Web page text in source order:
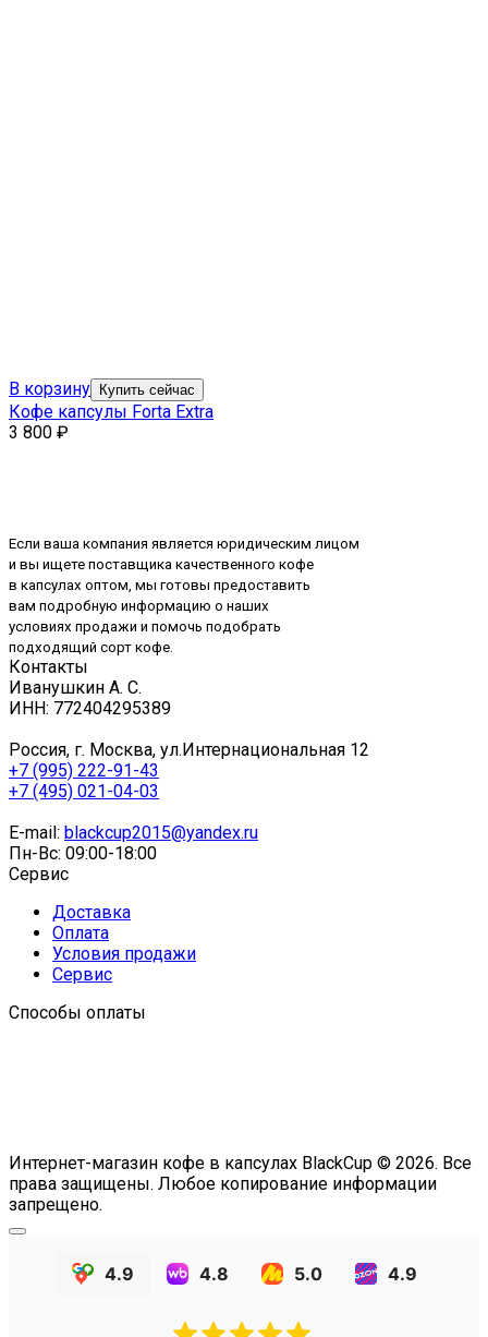
В корзину Купить сейчас
Кофе капсулы Forta Extra
3 800 ₽
Если ваша компания является юридическим лицом
и вы ищете поставщика качественного кофе
в капсулах оптом, мы готовы предоставить
вам подробную информацию о наших
условиях продажи и помочь подобрать
подходящий сорт кофе.
Контакты
Иванушкин А. С.
ИНН: 772404295389
Россия, г. Москва, ул.Интернациональная 12
+7 (995) 222-91-43
+7 (495) 021-04-03
E-mail: blackcup2015@yandex.ru
Пн-Вс: 09:00-18:00
Сервис
Доставка
Оплата
Условия продажи
Сервис
Способы оплаты
Интернет-магазин кофе в капсулах BlackCup © 2026. Все
права защищены. Любое копирование информации
запрещено.
4.9 4.8 5.0 4.9